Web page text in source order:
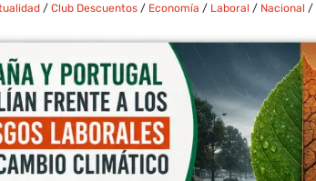
/ Club Descuentos / Economía / Laboral / Nacional /